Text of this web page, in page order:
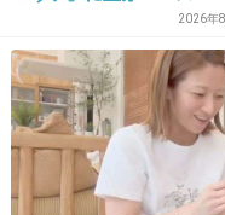
わかる！だから私
うにしてる。 でも
かないけどね。
2026年